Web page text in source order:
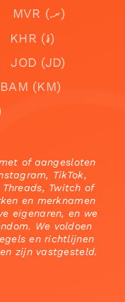
MVR (.ރ)
KHR (៛)
JOD (JD)
BAM (KM)
of aangesloten
TikTok,
Twitch of
en merknamen
eigenaren, en we
We voldoen
en richtlijnen
zijn vastgesteld.